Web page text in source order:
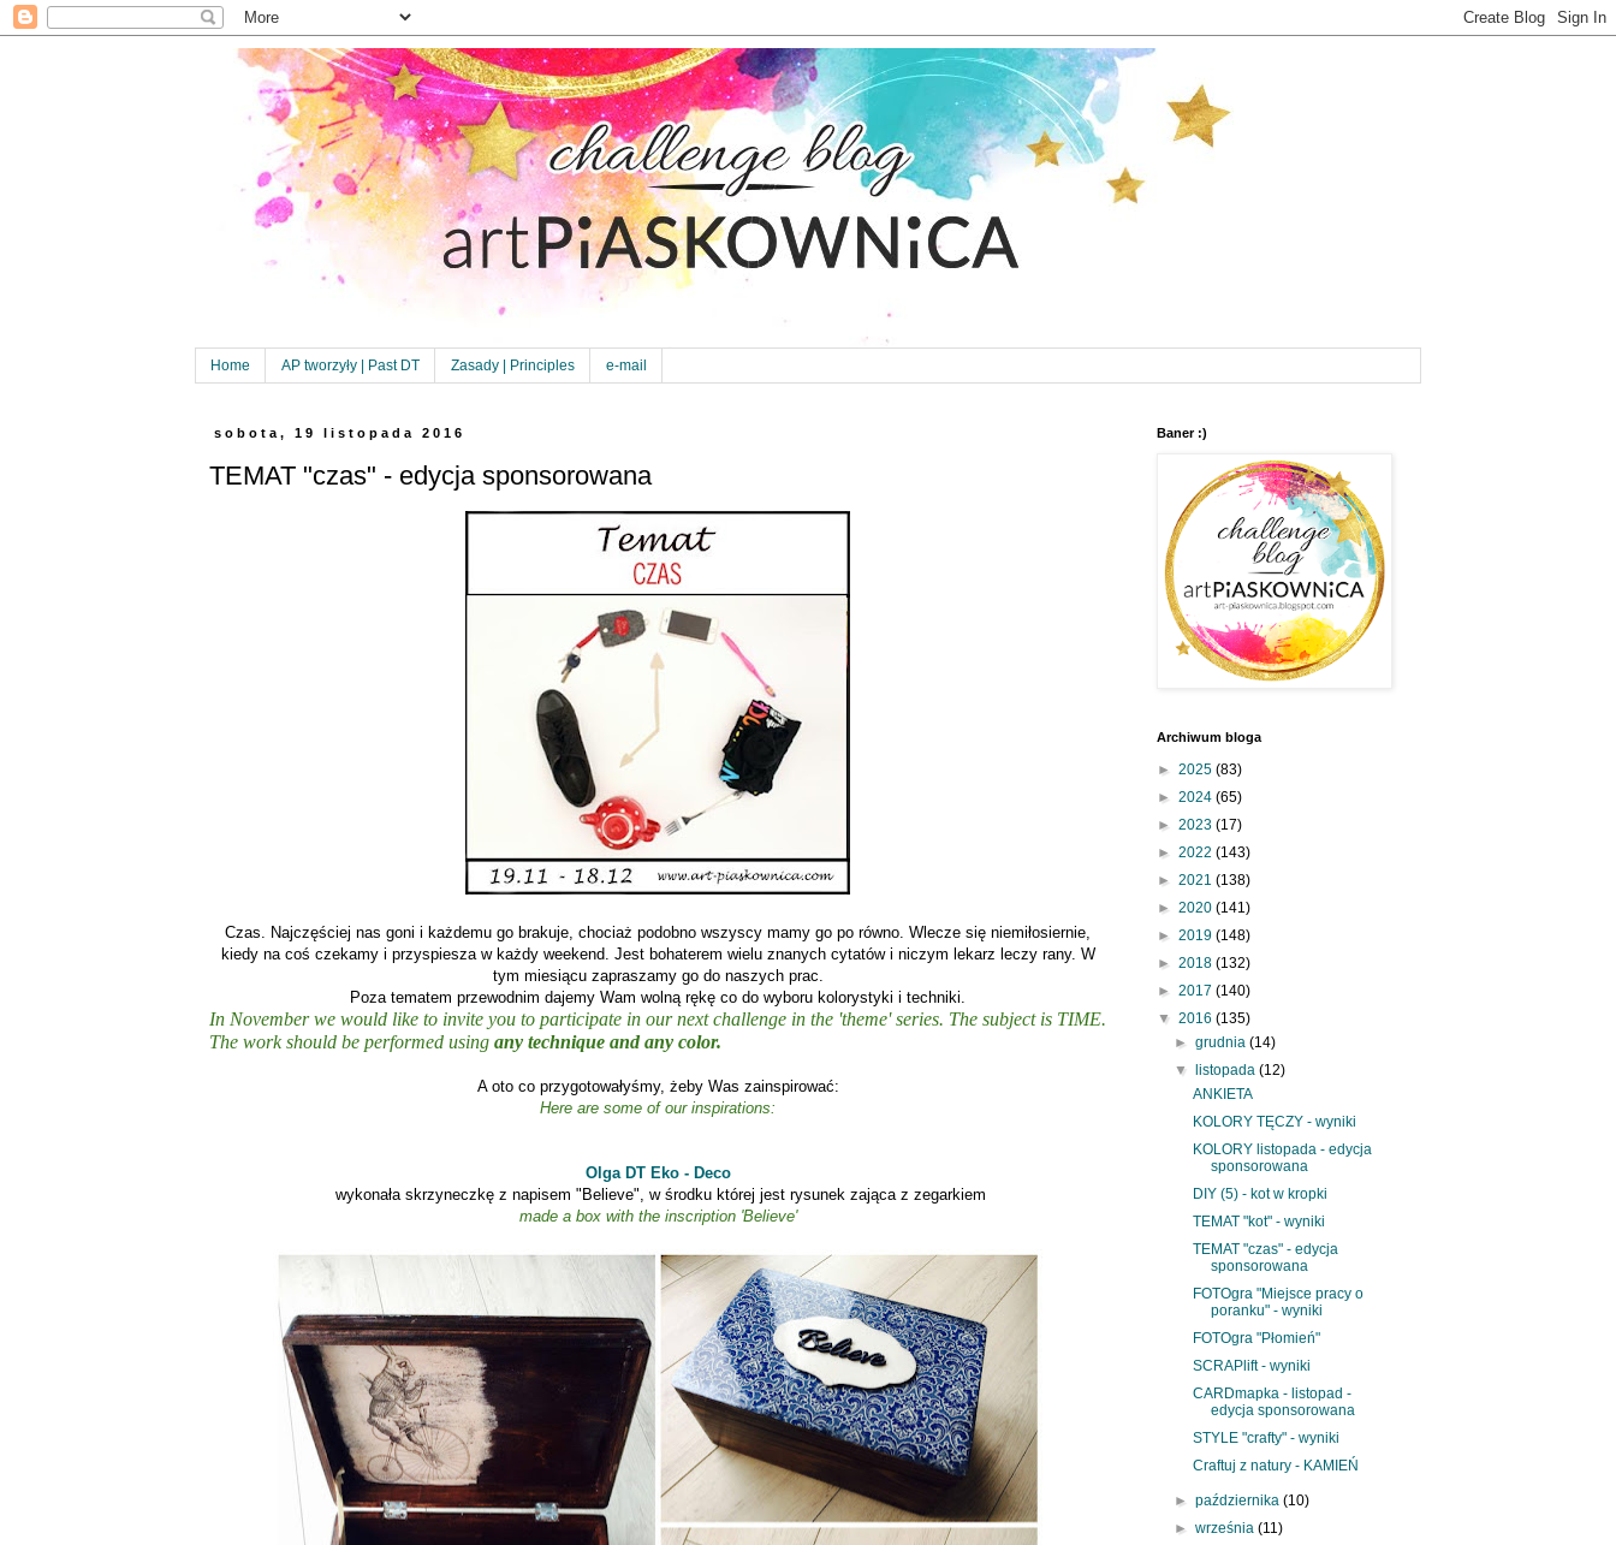
Home AP tworzyły | Past DT Zasady | Principles e-mail
sobota, 19 listopada 2016
TEMAT "czas" - edycja sponsorowana
Czas. Najczęściej nas goni i każdemu go brakuje, chociaż podobno wszyscy mamy go po równo. Wlecze się niemiłosiernie,
kiedy na coś czekamy i przyspiesza w każdy weekend. Jest bohaterem wielu znanych cytatów i niczym lekarz leczy rany. W
tym miesiącu zapraszamy go do naszych prac.
Poza tematem przewodnim dajemy Wam wolną rękę co do wyboru kolorystyki i techniki.
In November we would like to invite you to participate in our next challenge in the 'theme' series. The subject is TIME.
The work should be performed using any technique and any color.
A oto co przygotowałyśmy, żeby Was zainspirować:
Here are some of our inspirations:
Olga DT Eko - Deco
wykonała skrzyneczkę z napisem "Believe", w środku której jest rysunek zająca z zegarkiem
made a box with the inscription 'Believe'
Baner :)
Archiwum bloga
► 2025 (83)
► 2024 (65)
► 2023 (17)
► 2022 (143)
► 2021 (138)
► 2020 (141)
► 2019 (148)
► 2018 (132)
► 2017 (140)
▼ 2016 (135)
►grudnia(14)
▼
listopada(12)
ANKIETA
KOLORY TĘCZY - wyniki
KOLORY listopada - edycja
sponsorowana
DIY (5) - kot w kropki
TEMAT "kot" - wyniki
TEMAT "czas" - edycja
sponsorowana
FOTOgra "Miejsce pracy o
poranku" - wyniki
FOTOgra "Płomień"
SCRAPlift - wyniki
CARDmapka - listopad -
edycja sponsorowana
STYLE "crafty" - wyniki
Craftuj z natury - KAMIEŃ
►października(10)
►września(11)